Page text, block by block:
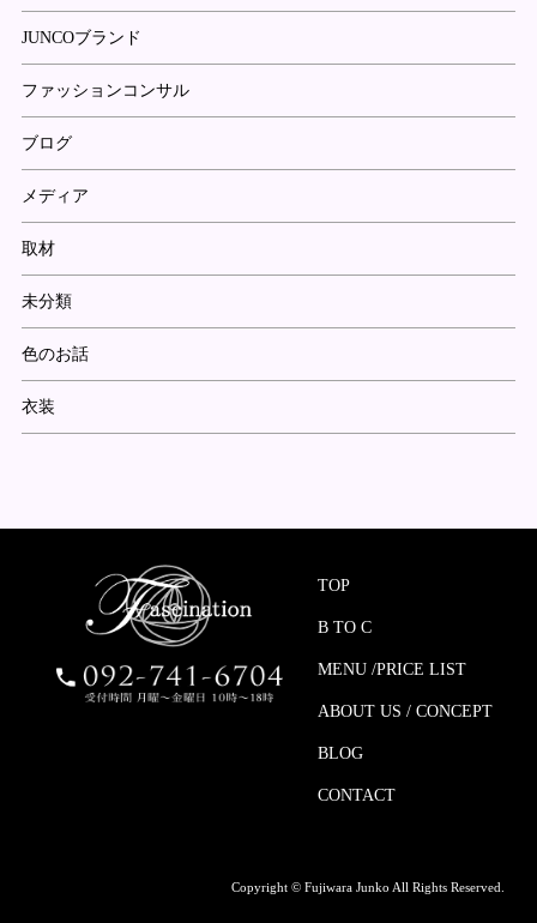
JUNCOブランド
ファッションコンサル
ブログ
メディア
取材
未分類
色のお話
衣装
TOP
B TO C
MENU /PRICE LIST
ABOUT US / CONCEPT
BLOG
CONTACT
Copyright © Fujiwara Junko All Rights Reserved.